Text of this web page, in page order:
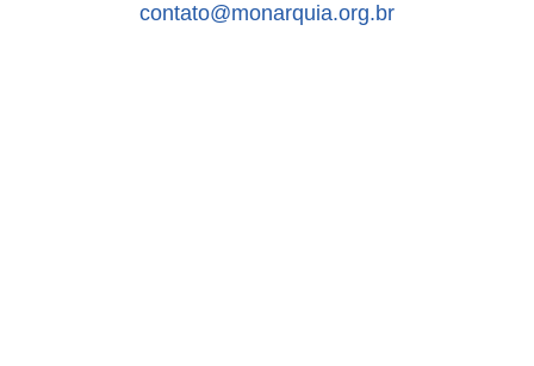
contato@monarquia.org.br